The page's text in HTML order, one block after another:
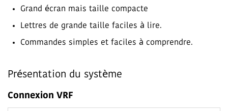
Grand écran mais taille compacte
Lettres de grande taille faciles à lire.
Commandes simples et faciles à comprendre.
Présentation du système
Connexion VRF